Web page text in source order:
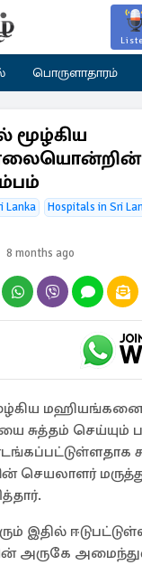
பொருளாதாரம்
மூழ்கிய
Lanka
Hospitals in Sri
8 months ago
சுத்தம் செய்யும்
செயலாளர்
இதில்
அருகே